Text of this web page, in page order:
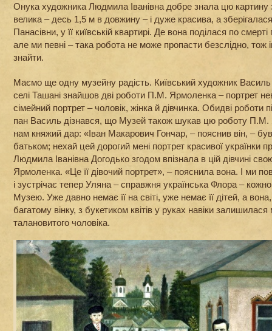
Онука художника Людмила Іванівна добре знала цю картину
велика – десь 1,5 м в довжину – і дуже красива, а
Панасівни, у її київській квартирі. Де вона поділася по смерті
але ми певні – така робота не може пропасти безслідно, тож
знайти.
Маємо ще одну музейну радість. Київський художник
селі Ташані знайшов дві роботи П.М. Ярмоленка – портрет
сімейний портрет – чоловік, жінка й дівчинка. Обидві роботи
пан Василь дізнався, що Музей також шукав цю роботу П.М.
нам княжий дар: «Іван Макарович Гончар, – пояснив він, –
батьком; нехай цей дорогий мені портрет красивої
Людмила Іванівна Догодько згодом впізнала в цій дівчині
Ярмоленка. «Це її дівочий портрет», – пояснила вона. І ми
і зустрічає тепер Уляна – справжня українська Флора –
Музею. Уже давно немає її на світі, уже немає її дітей, а
багатому вінку, з букетиком квітів у руках навіки залишилася
талановитого чоловіка.